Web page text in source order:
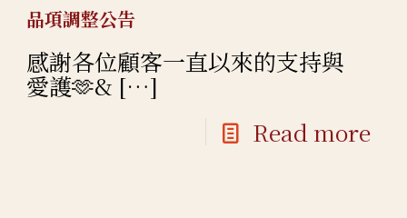
品項調整公告
感謝各位顧客一直以來的支持與
愛護🫶& […]
Read more